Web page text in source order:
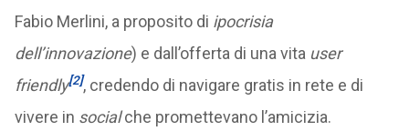
Fabio Merlini, a proposito di ipocrisia
dell’innovazione) e dall’offerta di una vita user
friendly[2], credendo di navigare gratis in rete e di
vivere in socialche promettevano l’amicizia.